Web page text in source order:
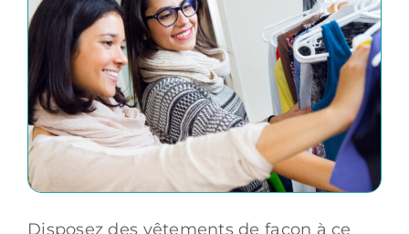
Disposez des vêtements de façon à ce